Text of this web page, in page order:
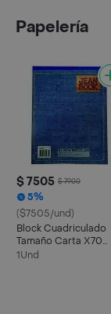
Papelería
$ 7505 $ 7900
5%
($7505/und)
Block Cuadriculado
Tamaño Carta X70
Hojas Jean Book
1Und